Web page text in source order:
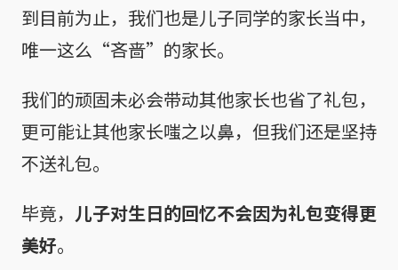
到目前为止，我们也是儿子同学的家长当中，
唯一这么“吝啬”的家长。
我们的顽固未必会带动其他家长也省了礼包，
更可能让其他家长嗤之以鼻，但我们还是坚持
不送礼包。
毕竟， 儿子对生日的回忆不会因为礼包变得更
美好。